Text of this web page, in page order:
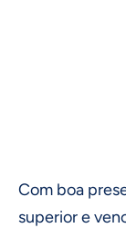
Com boa
superior e